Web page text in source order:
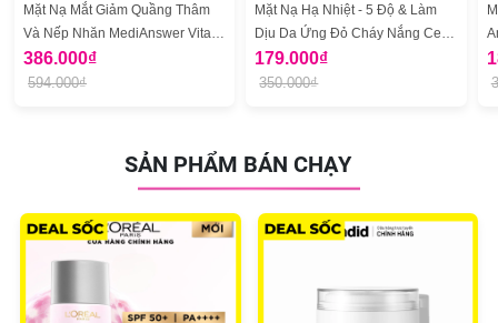
Mặt Nạ Mắt Giảm Quầng Thâm
Và Nếp Nhăn MediAnswer Vita
Collagen Eye Cream Patch (60
miếng)
386.000₫
594.000₫
Mặt Nạ Hạ Nhiệt - 5 Độ & Làm
Dịu Da Ứng Đỏ Cháy Nắng Cell
Fusion C First Cooling Mask 5
Miếng
179.000₫
350.000₫
SẢN PHẨM BÁN CHẠY